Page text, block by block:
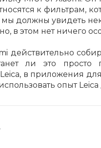
к фильтрам,
мы должны увидеть
в этом нет ничего
действительно
ли это
в приложения
опыт